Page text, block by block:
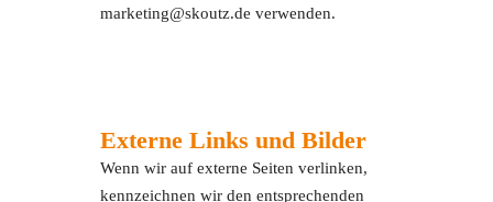
marketing@skoutz.de verwenden.
Externe Links und Bilder
Wenn wir auf externe Seiten verlinken,
kennzeichnen wir den entsprechenden